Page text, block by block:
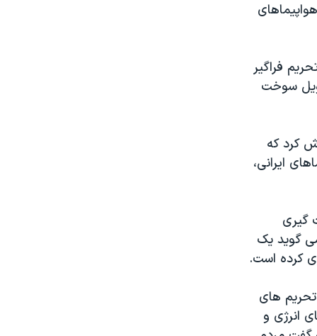
فراگير
سوخت
کرد که
ايرانی،
گيری
گويد يک
کرده است.
های
انرژی و